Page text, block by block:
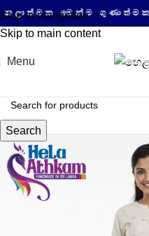
Skip to navigation
Skip to main content
මෙන්ම ගුණාත්මක අපේම
Menu
Search